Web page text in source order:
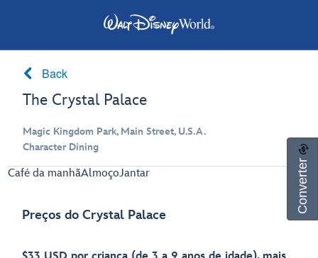
Back
The Crystal Palace
Magic Kingdom Park, Main Street, U.S.A.
Character Dining
Café da manhãAlmoçoJantar
Preços do Crystal Palace
Converter